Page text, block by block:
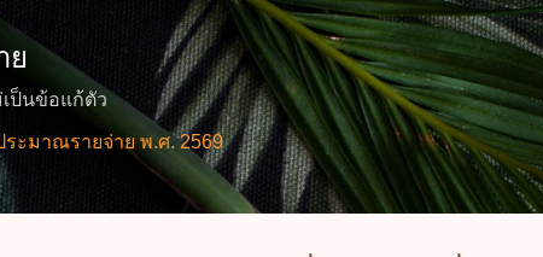
ข้ามไปที่เนื้อหาหลัก
ย
ป็นข้อแก้ตัว
าย พ.ศ. 2569